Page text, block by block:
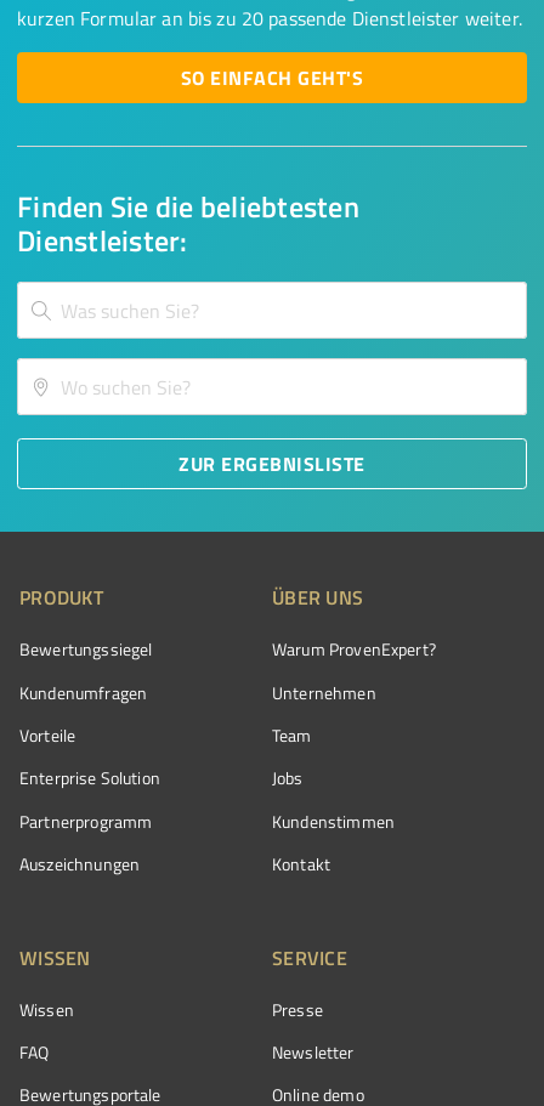
Finden Sie die beliebtesten
Dienstleister:
ZUR ERGEBNISLISTE
kurzen Formular an bis zu 20 passende Dienstleister weiter.
SO EINFACH GEHT'S
PRODUKT
Bewertungssiegel
Kundenumfragen
Vorteile
Enterprise Solution
Partnerprogramm
Auszeichnungen
ÜBER UNS
Warum ProvenExpert?
Unternehmen
Team
Jobs
Kundenstimmen
Kontakt
WISSEN
Wissen
FAQ
Bewertungsportale
SERVICE
Presse
Newsletter
Online demo